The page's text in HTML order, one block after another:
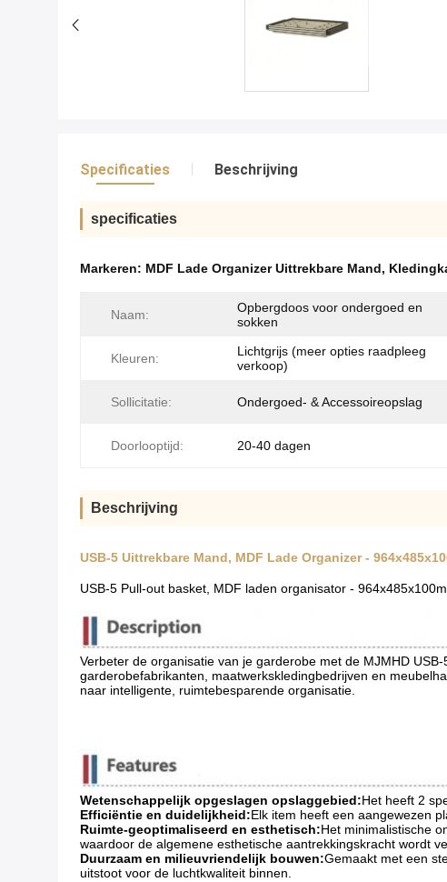
Specificaties Beschrijving
specificaties
Markeren: MDF Lade Organizer Uittrekbare Mand,
Naam:
Opbergdoos voor ondergoed en
sokken
Kleuren:
Lichtgrijs (meer opties raadpleeg
verkoop)
Sollicitatie: Ondergoed- & Accessoireopslag
Doorlooptijd: 20-40 dagen
Beschrijving
USB-5 Uittrekbare Mand, MDF Lade Organizer -
USB-5 Pull-out basket, MDF laden organisator -
Verbeter de organisatie van je garderobe met de MJMHD
garderobefabrikanten, maatwerkskledingbedrijven en
naar intelligente, ruimtebesparende organisatie.
Wetenschappelijk opgeslagen opslaggebied:Het heeft 2
Efficiëntie en duidelijkheid:Elk item heeft een aangewezen
Ruimte-geoptimaliseerd en esthetisch:Het minimalistische
waardoor de algemene esthetische aantrekkingskracht wordt
Duurzaam en milieuvriendelijk bouwen:Gemaakt met een
uitstoot voor de luchtkwaliteit binnen.